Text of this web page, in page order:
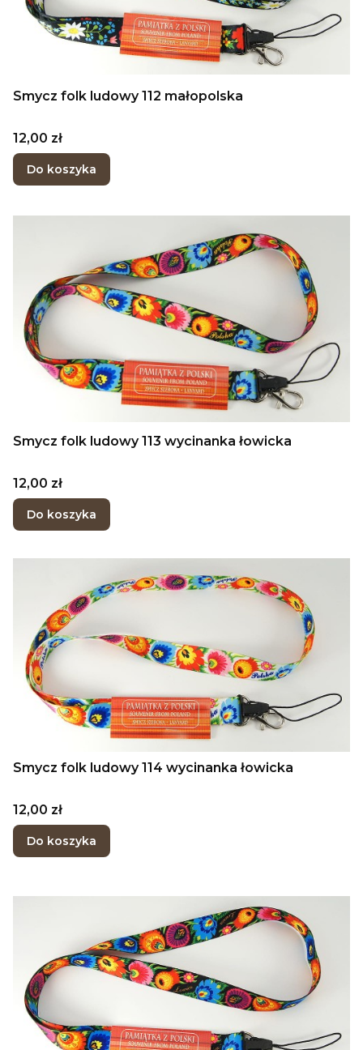
Smycz folk ludowy 112 małopolska
Cena
12,00 zł
Do koszyka
Smycz folk ludowy 113 wycinanka łowicka
Cena
12,00 zł
Do koszyka
Smycz folk ludowy 114 wycinanka łowicka
Cena
12,00 zł
Do koszyka